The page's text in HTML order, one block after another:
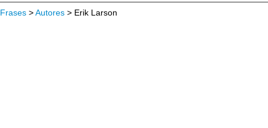
Frases >Autores > Erik Larson